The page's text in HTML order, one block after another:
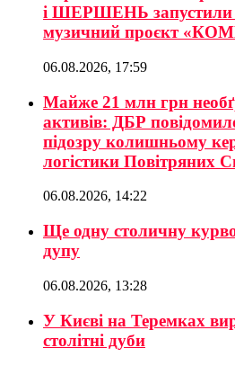
і ШЕРШЕНЬ запустили
музичний проєкт
06.08.2026, 17:59
Майже 21 млн грн
активів: ДБР
підозру колишньому
логістики Повітряних
06.08.2026, 14:22
Ще одну столичну
дупу
06.08.2026, 13:28
У Києві на Теремках
столітні дуби